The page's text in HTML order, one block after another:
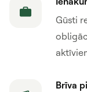
Gūsti
Brīva